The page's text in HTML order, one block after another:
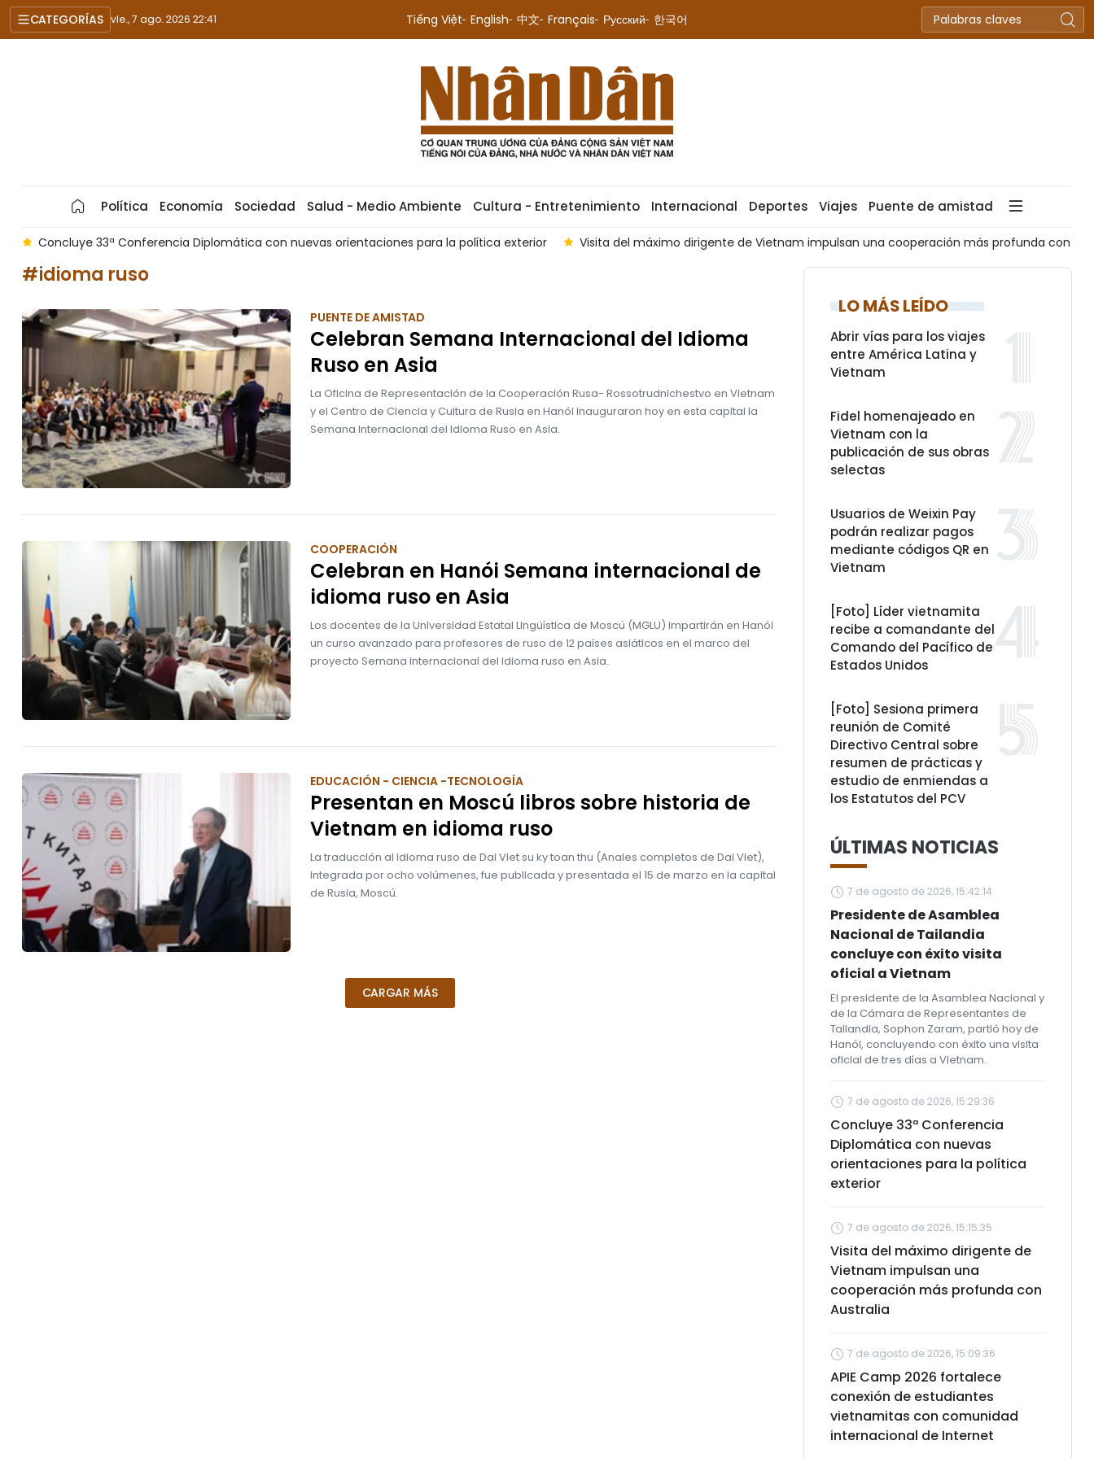
CATEGORÍAS vie., 7 ago. 2026 22:41 Tiếng Việt English 中文 Français Русский 한국어
Política Economía Sociedad Salud - Medio Ambiente Cultura - Entretenimiento Internacional Deportes Viajes Puente de amistad
Concluye 33ª Conferencia Diplomática con nuevas orientaciones para la política exterior Visita del máximo dirigente de Vietnam impulsan una cooperación más profunda con
#idioma ruso
PUENTE DE AMISTAD
Celebran Semana Internacional del Idioma
Ruso en Asia
La Oficina de Representación de la Cooperación Rusa- Rossotrudnichestvo en Vietnam
y el Centro de Ciencia y Cultura de Rusia en Hanói inauguraron hoy en esta capital la
Semana Internacional del Idioma Ruso en Asia.
COOPERACIÓN
Celebran en Hanói Semana internacional de
idioma ruso en Asia
Los docentes de la Universidad Estatal Lingüística de Moscú (MGLU) impartirán en Hanói
un curso avanzado para profesores de ruso de 12 países asiáticos en el marco del
proyecto Semana internacional del idioma ruso en Asia.
EDUCACIÓN - CIENCIA -TECNOLOGÍA
Presentan en Moscú libros sobre historia de
Vietnam en idioma ruso
La traducción al idioma ruso de Dai Viet su ky toan thu (Anales completos de Dai Viet),
integrada por ocho volúmenes, fue publicada y presentada el 15 de marzo en la capital
de Rusia, Moscú.
CARGAR MÁS
LO MÁS LEÍDO
Abrir vías para los viajes
entre América Latina y
Vietnam
Fidel homenajeado en
Vietnam con la
publicación de sus obras
selectas
Usuarios de Weixin Pay
podrán realizar pagos
mediante códigos QR en
Vietnam
[Foto] Líder vietnamita
recibe a comandante del
Comando del Pacífico de
Estados Unidos
[Foto] Sesiona primera
reunión de Comité
Directivo Central sobre
resumen de prácticas y
estudio de enmiendas a
los Estatutos del PCV
ÚLTIMAS NOTICIAS
7 de agosto de 2026, 15:42:14
Presidente de Asamblea
Nacional de Tailandia
concluye con éxito visita
oficial a Vietnam
El presidente de la Asamblea Nacional y
de la Cámara de Representantes de
Tailandia, Sophon Zaram, partió hoy de
Hanói, concluyendo con éxito una visita
oficial de tres días a Vietnam.
7 de agosto de 2026, 15:29:36
Concluye 33ª Conferencia
Diplomática con nuevas
orientaciones para la política
exterior
7 de agosto de 2026, 15:15:35
Visita del máximo dirigente de
Vietnam impulsan una
cooperación más profunda con
Australia
7 de agosto de 2026, 15:09:36
APIE Camp 2026 fortalece
conexión de estudiantes
vietnamitas con comunidad
internacional de Internet